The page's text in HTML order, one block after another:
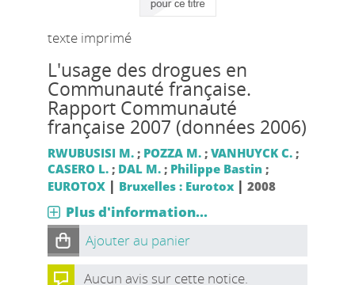
texte imprimé
L'usage des drogues en
Communauté française.
Rapport Communauté
française 2007 (données 2006)
RWUBUSISI M.; POZZA M.; VANHUYCK C.;
CASERO L.; DAL M.; Philippe Bastin ;
EUROTOX | Bruxelles : Eurotox| 2008
Plus d'information...
Ajouter au panier
Aucun avis sur cette notice.